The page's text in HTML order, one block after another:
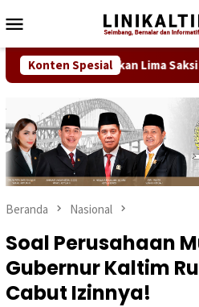
ke
kontenMobile
Konten Spesial
Datangkan Lima Saksi
Beranda Nasional
Soal Perusahaan
Gubernur Kaltim
Cabut Izinnya!